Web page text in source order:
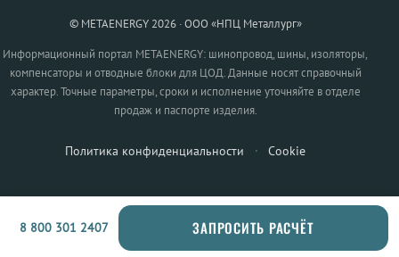
© METAENERGY 2026 · ООО «НПЦ Металлург»
Информационный портал METAENERGY: шинопровод, шины, изоляторы,
компенсаторы и отводные блоки для ЦОД. Данные носят справочный
характер. Точные параметры, сроки и исполнение уточняйте в отделе
продаж и паспорте изделия.
Политика конфиденциальности · Cookie
8 800 301 2407 ЗАПРОСИТЬ РАСЧЁТ